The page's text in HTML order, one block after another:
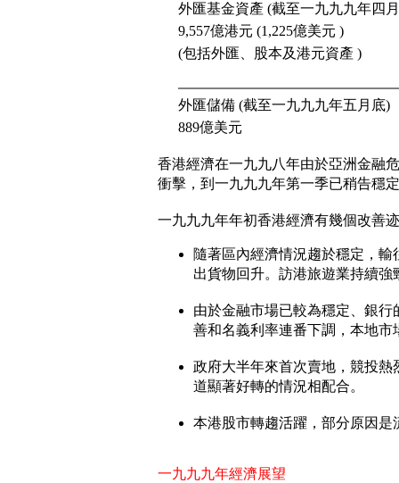
外匯基金資產 (截至一九九九年四
9,557億港元 (1,225億美元 )
(包括外匯、股本及港元資產 )
外匯儲備 (截至一九九九年五月底)
889億美元
香港經濟在一九九八年由於亞洲金融
衝擊，到一九九九年第一季已稍告穩
一九九九年年初香港經濟有幾個改善
隨著區內經濟情況趨於穩定，輸
出貨物回升。訪港旅遊業持續強
由於金融市場已較為穩定、銀行
善和名義利率連番下調，本地市
政府大半年來首次賣地，競投熱
道顯著好轉的情況相配合。
本港股市轉趨活躍，部分原因是
一九九九年經濟展望